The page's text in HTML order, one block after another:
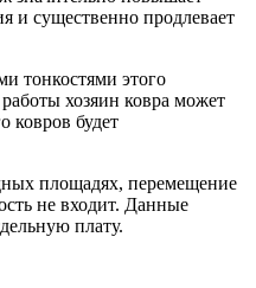
и существенно продлевает
тонкостями этого
хозяин ковра может
ковров будет
площадях, перемещение
не входит. Данные
плату.